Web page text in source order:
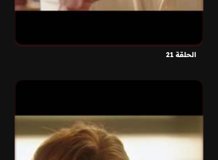
الحلقة 21